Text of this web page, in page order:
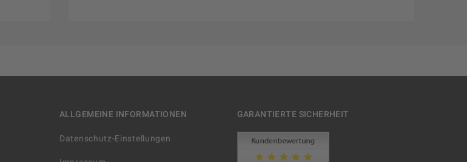
ALLGEMEINE INFORMATIONEN
Datenschutz-Einstellungen
GARANTIERTE SICHERHEIT